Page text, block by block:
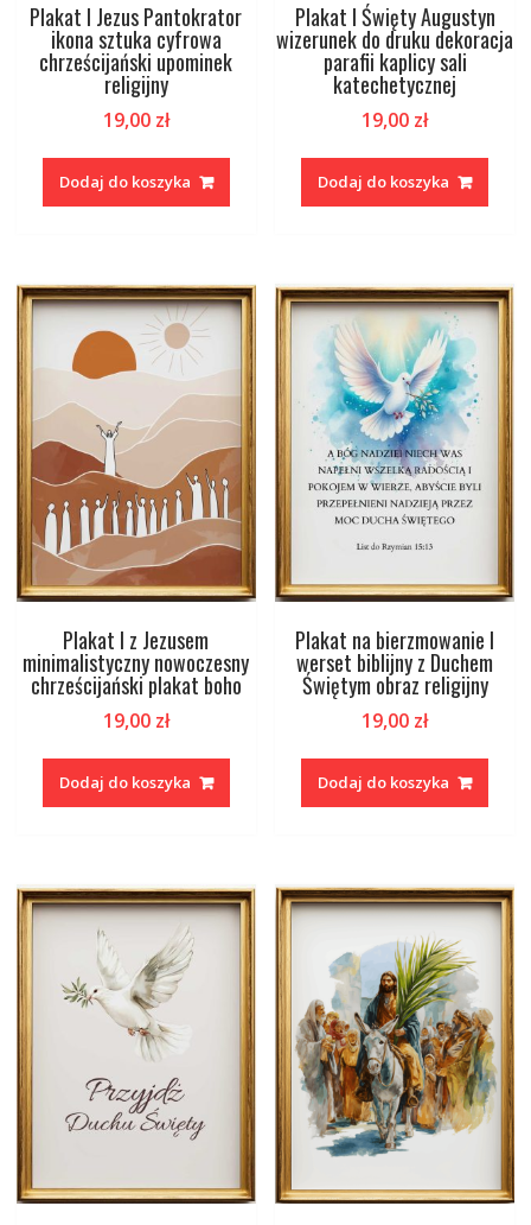
Plakat I Jezus Pantokrator
ikona sztuka cyfrowa
chrześcijański upominek
religijny
19,00 zł
Dodaj do koszyka
Plakat I Święty Augustyn
wizerunek do druku dekoracja
parafii kaplicy sali
katechetycznej
19,00 zł
Dodaj do koszyka
Plakat I z Jezusem
minimalistyczny nowoczesny
chrześcijański plakat boho
19,00 zł
Dodaj do koszyka
Plakat na bierzmowanie I
werset biblijny z Duchem
Świętym obraz religijny
19,00 zł
Dodaj do koszyka